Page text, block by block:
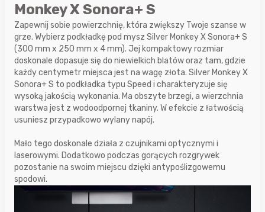
Monkey X Sonora+ S
Zapewnij sobie powierzchnię, która zwiększy Twoje szanse w
grze. Wybierz podkładkę pod mysz Silver Monkey X Sonora+ S
(300 mm x 250 mm x 4 mm). Jej kompaktowy rozmiar
doskonale dopasuje się do niewielkich blatów oraz tam, gdzie
każdy centymetr miejsca jest na wagę złota. Silver Monkey X
Sonora+ S to podkładka typu Speed i charakteryzuje się
wysoką jakością wykonania. Ma obszyte brzegi, a wierzchnia
warstwa jest z wodoodpornej tkaniny. W efekcie z łatwością
usuniesz przypadkowo wylany napój.
Mało tego doskonale działa z czujnikami optycznymi i
laserowymi. Dodatkowo podczas gorących rozgrywek
pozostanie na swoim miejscu dzięki antypoślizgowemu
spodowi.